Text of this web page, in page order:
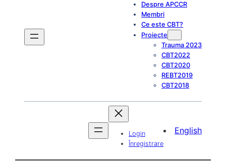
Despre APCCR
Membri
Ce este CBT?
Proiecte
Trauma 2023
CBT2022
CBT2020
REBT2019
CBT2018
Login
Înregistrare
English